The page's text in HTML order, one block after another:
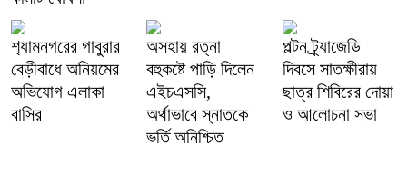
শ‍্যামনগরের গাবুরার
বেড়ীবাধে অনিয়মের
অভিযোগ এলাকা
বাসির
অসহায় রত্না
বহুকষ্টে পাড়ি দিলেন
এইচএসসি,
অর্থাভাবে স্নাতকে
ভর্তি অনিশ্চিত
পল্টন ট্র্যাজেডি
দিবসে সাতক্ষীরায়
ছাত্র শিবিরের দোয়া
ও আলোচনা সভা